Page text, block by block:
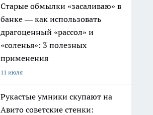
Старые обмылки «засаливаю» в
банке — как использовать
драгоценный «рассол» и
«соленья»: 3 полезных
применения
11 июля
Рукастые умники скупают на
Авито советские стенки: